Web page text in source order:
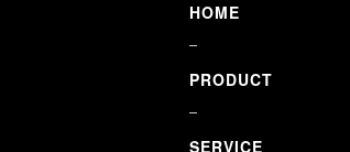
HOME
PRODUCT
SERVICE